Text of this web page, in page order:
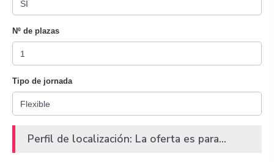
Nº de plazas
Tipo de jornada
Perfil de localización: La oferta es para...